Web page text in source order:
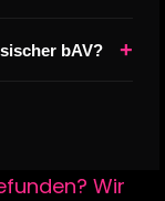
bAV? +
Wir